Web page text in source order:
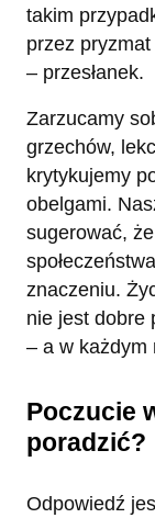
takim
przez
– przesłanek.
Zarzucamy
grzechów,
krytykujemy
obelgami.
sugerować,
znaczeniu.
nie jest dobre
– a w każdym
Poczucie
poradzić?
Odpowiedź